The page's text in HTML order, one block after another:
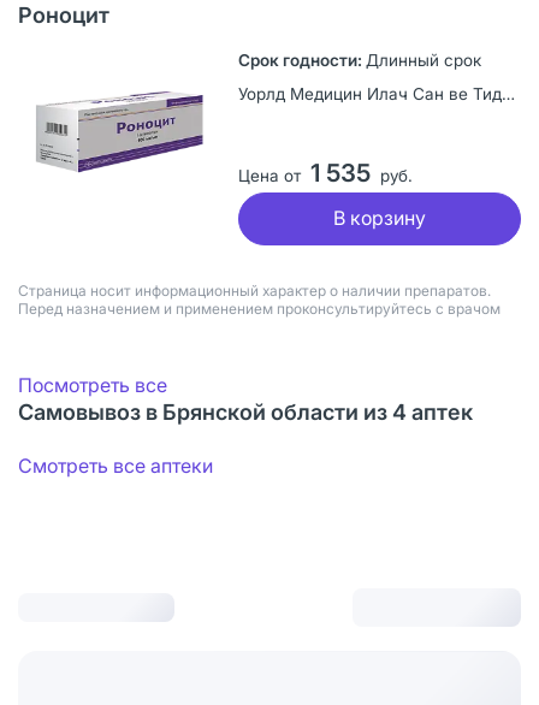
Роноцит
Длинный срок
Уорлд Медицин Илач Сан ве Тидж А.Ш., Турция
Цена от 1 535 руб.
В корзину
Страница носит информационный характер о наличии препаратов.
Перед назначением и применением проконсультируйтесь с врачом
Посмотреть все
Самовывоз в Брянской области из 4 аптек
Смотреть все аптеки